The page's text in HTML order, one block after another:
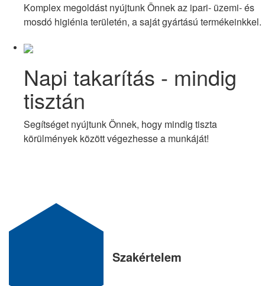
Komplex megoldást nyújtunk Önnek az ipari- üzemi- és
mosdó higiénia területén, a saját gyártású termékeinkkel.
Napi takarítás - mindig
tisztán
Segítséget nyújtunk Önnek, hogy mindig tiszta
körülmények között végezhesse a munkáját!
Szakértelem